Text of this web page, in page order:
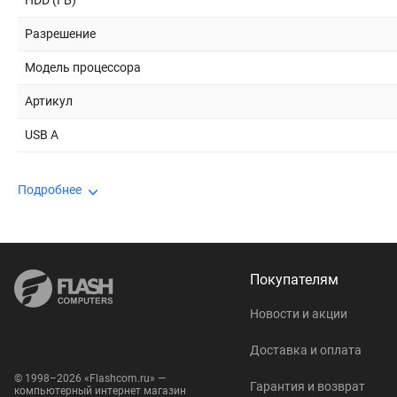
Разрешение
Модель процессора
Артикул
USB A
Подробнее
© 1998–2026 «Flashcom.ru» —
компьютерный интернет магазин
Покупателям
Новости и акции
Доставка и оплата
Гарантия и возврат